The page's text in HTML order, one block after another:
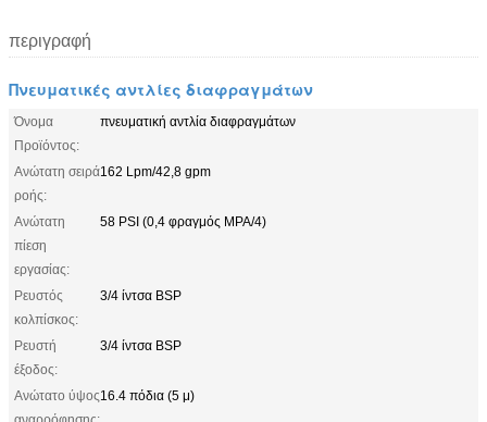
περιγραφή
Πνευματικές αντλίες διαφραγμάτων
Όνομα
Προϊόντος:
πνευματική αντλία διαφραγμάτων
Ανώτατη σειρά
ροής:
162 Lpm/42,8 gpm
Ανώτατη
πίεση
εργασίας:
58 PSI (0,4 φραγμός MPA/4)
Ρευστός
κολπίσκος:
3/4 ίντσα BSP
Ρευστή
έξοδος:
3/4 ίντσα BSP
Ανώτατο ύψος16.4 πόδια (5 μ)